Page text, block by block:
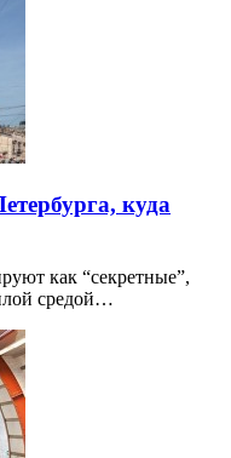
куда
как “секретные”,
средой…